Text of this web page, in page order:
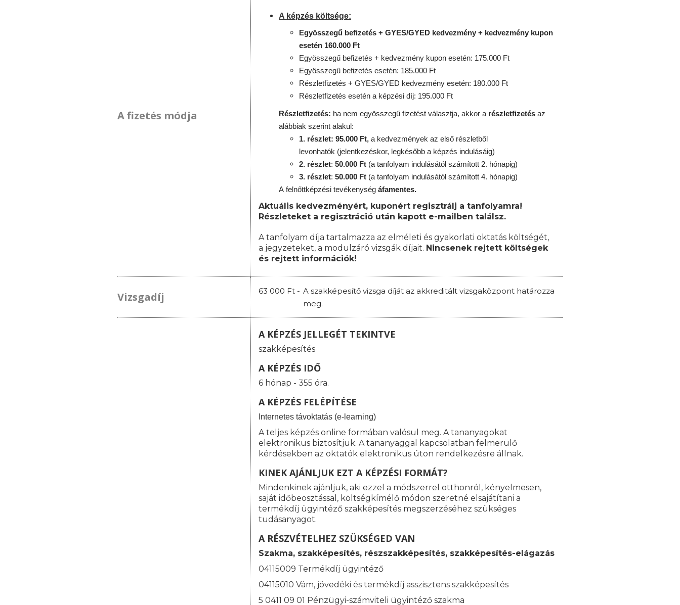
A fizetés módja
A képzés költsége:
Egyösszegű befizetés + GYES/GYED kedvezmény + kedvezmény kupon
esetén 160.000 Ft
Egyösszegű befizetés + kedvezmény kupon esetén: 175.000 Ft
Egyösszegű befizetés esetén: 185.000 Ft
Részletfizetés + GYES/GYED kedvezmény esetén: 180.000 Ft
Részletfizetés esetén a képzési díj: 195.000 Ft
Részletfizetés: ha nem egyösszegű fizetést választja, akkor a részletfizetés az
alábbiak szerint alakul:
1. részlet: 95.000 Ft, a kedvezmények az első részletből
levonhatók (jelentkezéskor, legkésőbb a képzés indulásáig)
2. részlet: 50.000 Ft (a tanfolyam indulásától számított 2. hónapig)
3. részlet: 50.000 Ft (a tanfolyam indulásától számított 4. hónapig)
A felnőttképzési tevékenység áfamentes.
Aktuális kedvezményért, kuponért regisztrálj a tanfolyamra!
Részleteket a regisztráció után kapott e-mailben találsz.
A tanfolyam díja tartalmazza az elméleti és gyakorlati oktatás költségét,
a jegyzeteket, a modulzáró vizsgák díjait. Nincsenek rejtett költségek
és rejtett információk!
Vizsgadíj 63 000 Ft - A szakképesítő vizsga díját az akkreditált vizsgaközpont határozza
meg.
A KÉPZÉS JELLEGÉT TEKINTVE
szakképesítés
A KÉPZÉS IDŐ
6 hónap - 355 óra.
A KÉPZÉS FELÉPÍTÉSE
nternetes távoktatás (e-learning)
A teljes képzés online formában valósul meg. A tananyagokat
elektronikus biztosítjuk. A tananyaggal kapcsolatban felmerülő
kérdésekben az oktatók elektronikus úton rendelkezésre állnak.
KINEK AJÁNLJUK EZT A KÉPZÉSI FORMÁT?
Mindenkinek ajánljuk, aki ezzel a módszerrel otthonról, kényelmesen,
saját időbeosztással, költségkímélő módon szeretné elsajátítani a
termékdíj ügyintéző szakképesítés megszerzéséhez szükséges
tudásanyagot.
A RÉSZVÉTELHEZ SZÜKSÉGED VAN
Szakma, szakképesítés, részszakképesítés, szakképesítés-elágazás
04115009 Termékdíj ügyintéző
04115010 Vám, jövedéki és termékdíj asszisztens szakképesítés
5 0411 09 01 Pénzügyi-számviteli ügyintéző szakma